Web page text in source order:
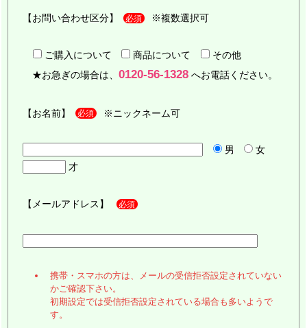
【お問い合わせ区分】 必須 ※複数選択可
ご購入について 商品について
その他
★お急ぎの場合は、0120-56-1328 へお電話ください。
【お名前】 必須 ※ニックネーム可
男
女
才
【メールアドレス】 必須
携帯・スマホの方は、メールの受信拒否設定されていない
かご確認下さい。
初期設定では受信拒否設定されている場合も多いようで
す。